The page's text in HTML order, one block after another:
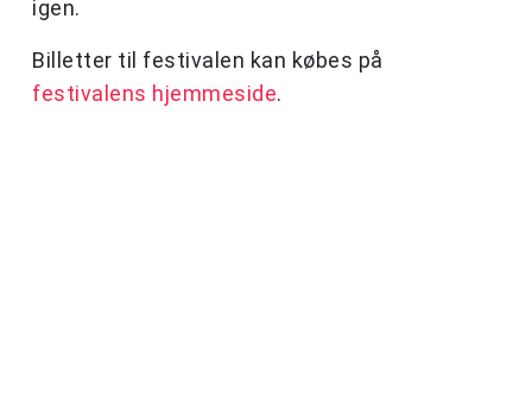
igen.
Billetter til festivalen kan købes på
festivalens hjemmeside.